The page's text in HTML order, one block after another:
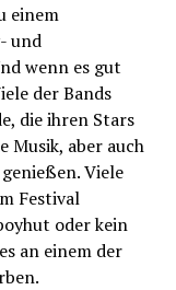
einem
und
wenn es gut
der Bands
die ihren Stars
Musik, aber auch
Viele
Festival
oder kein
an einem der